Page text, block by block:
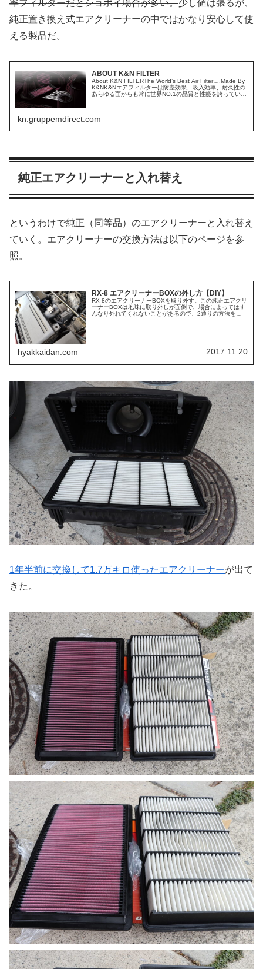
率フィルターだとショボイ場合が多い。少し値は張るが、
純正置き換え式エアクリーナーの中ではかなり安心して使
える製品だ。
ABOUT K&N FILTER
About K&N FILTERThe World’s Best Air Filter….Made By
K&NK&Nエアフィルターは防塵効果、吸入効率、耐久性の
あらゆる面からも常に世界NO.1の品質と性能を誇っていま
kn.gruppemdirect.com
純正エアクリーナーと入れ替え
というわけで純正（同等品）のエアクリーナーと入れ替え
ていく。エアクリーナーの交換方法は以下のページを参
照。
RX-8 エアクリーナーBOXの外し方【DIY】
RX-8のエアクリーナーBOXを取り外す。この純正エアクリ
ーナーBOXは地味に取り外しが面倒で、場合によってはす
んなり外れてくれないことがあるので、2通りの方法を紹
hyakkaidan.com 2017.11.20
1年半前に交換して1.7万キロ使ったエアクリーナーが出て
きた。